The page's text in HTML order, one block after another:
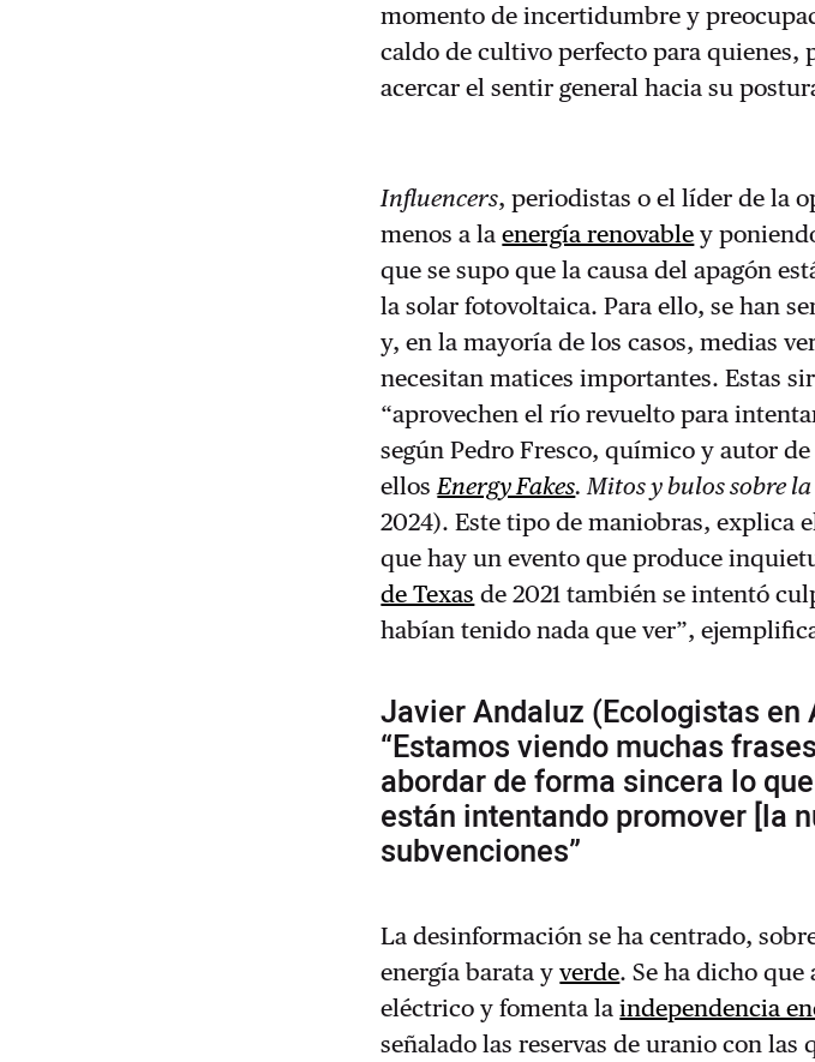
momento de incertidumbre y
caldo de cultivo perfecto para quienes,
acercar el sentir general hacia su
Influencers, periodistas o el líder de la
menos a laenergía renovable y
que se supo que la causa del apagón
la solar fotovoltaica. Para ello, se han
y, en la mayoría de los casos, medias
necesitan matices importantes. Estas
“aprovechen el río revuelto para
según Pedro Fresco, químico y autor
ellosEnergy Fakes. Mitos y bulos sobre
2024). Este tipo de maniobras, explica
que hay un evento que produce
de Texas de 2021 también se intentó
habían tenido nada que ver”,
Javier Andaluz (Ecologistas en
“Estamos viendo muchas
abordar de forma sincera lo
están intentando promover [la
subvenciones”
La desinformación se ha centrado,
energía barata yverde. Se ha dicho
eléctrico y fomenta laindependencia
señalado las reservas de uranio con las